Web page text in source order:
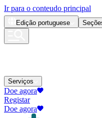
Ir para o conteudo principal
Edição portuguese
Serviços
Doe agora
Registar
Doe agora